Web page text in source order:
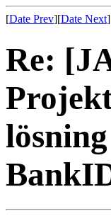
[Date Prev][Date Next
Re: